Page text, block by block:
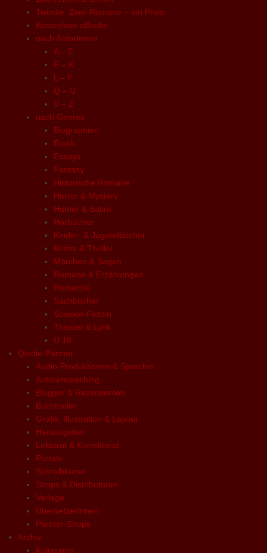
Twindie: Zwei Romane – ein Preis
Kostenlose eBooks
nach AutorInnen
A – E
F – K
L – P
Q – U
V – Z
nach Genres
Biographien
Erotik
Essays
Fantasy
Historische Romane
Horror & Mystery
Humor & Satire
Hörbücher
Kinder- & Jugendbücher
Krimis & Thriller
Märchen & Sagen
Romane & Erzählungen
Romantik
Sachbücher
Science-Fiction
Theater & Lyrik
U 18
Qindie-Partner
Audio-Produktionen & Sprecher
Autorencoaching
Blogger & Rezensenten
Buchtrailer
Grafik, Illustration & Layout
Herausgeber
Lektorat & Korrektorat
Portale
Schreibkurse
Shops & Distributoren
Verlage
ÜbersetzerInnen
Partner-Shops
Archiv
Kolumnen